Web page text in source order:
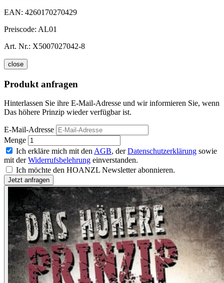
EAN: 4260170270429
Preiscode: AL01
Art. Nr.: X5007027042-8
close
Produkt anfragen
Hinterlassen Sie ihre E-Mail-Adresse und wir informieren Sie, wenn
Das höhere Prinzip wieder verfügbar ist.
E-Mail-Adresse
Menge
Ich erkläre mich mit den AGB, derDatenschutzerklärung sowie
mit derWiderrufsbelehrung einverstanden.
Ich möchte den HOANZL Newsletter abonnieren.